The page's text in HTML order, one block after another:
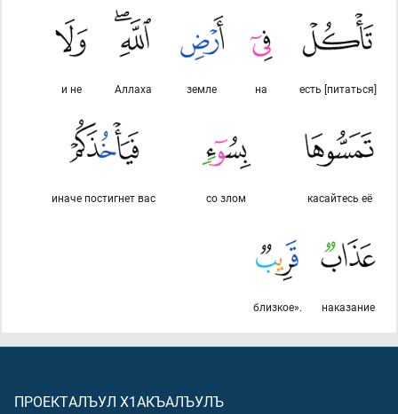
есть [питаться]
на
земле
Аллаха
и не
касайтесь её
со злом
иначе постигнет вас
наказание
близкое».
ПРОЕКТАЛЪУЛ Х1АКЪАЛЪУЛЪ